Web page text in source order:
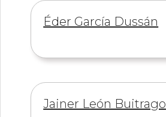
Información
Éder García Dussán
Información
Jainer León Buitrago